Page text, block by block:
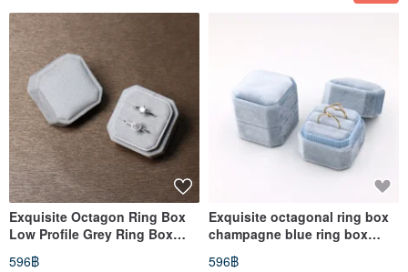
Exquisite Octagon Ring Box
Low Profile Grey Ring Box
Wedding Ring Box Ring Box
596฿
Exquisite octagonal ring box
champagne blue ring box
wedding ring box ring box
596฿